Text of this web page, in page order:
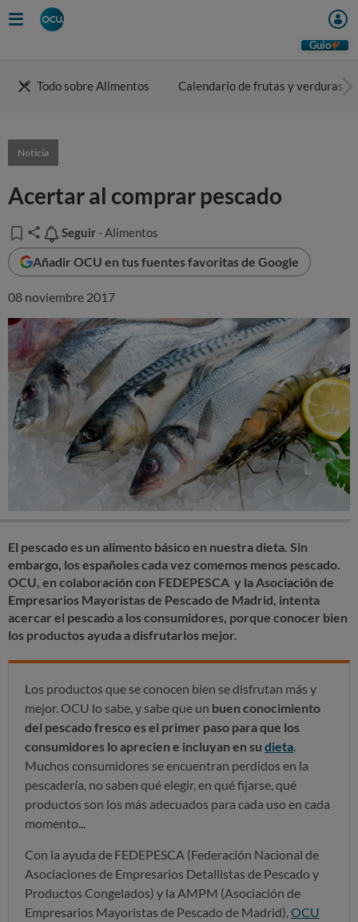
Guio
Todo sobre Alimentos Calendario de frutas y verduras
Noticia
Acertar al comprar pescado
Seguir
Seguir - Alimentos
Añadir OCU en tus fuentes favoritas de Google
08 noviembre 2017
El pescado es un alimento básico en nuestra dieta. Sin
embargo, los españoles cada vez comemos menos pescado.
OCU, en colaboración con FEDEPESCA y la Asociación de
Empresarios Mayoristas de Pescado de Madrid , intenta
acercar el pescado a los consumidores, porque conocer bien
los productos ayuda a disfrutarlos mejor.
Los productos que se conocen bien se disfrutan más y
mejor. OCU lo sabe, y sabe que un buen conocimiento
del pescado fresco es el primer paso para que los
consumidores lo aprecien e incluyan en su dieta
Muchos consumidores se encuentran perdidos en la
pescadería, no saben qué elegir, en qué fijarse, qué
productos son los más adecuados para cada uso en cada
momento...
Con la ayuda de FEDEPESCA (Federación Nacional de
Asociaciones de Empresarios Detallistas de Pescado y
Productos Congelados) y la AMPM (Asociación de
Empresarios Mayoristas de Pescado de Madrid), OCU